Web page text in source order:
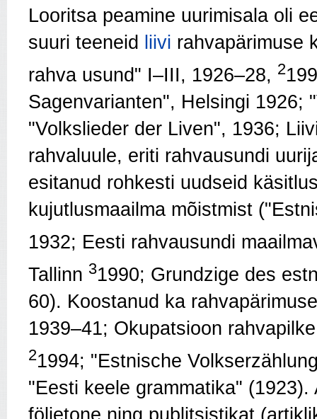
Looritsa peamine uurimisala oli
suuri teeneid
liivi rahvapärimuse
rahva usund" I–III, 1926–28, 2
Sagenvarianten", Helsingi 1926;
"Volkslieder der Liven", 1936;
rahvaluule, eriti rahvausundi
esitanud rohkesti uudseid
kujutlusmaailma mõistmist
1932; Eesti rahvausundi
Tallinn 31990; Grundzige des
60). Koostanud ka
1939–41; Okupatsioon
21994; "Estnische
"Eesti keele grammatika"